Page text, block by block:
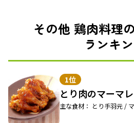
その他 鶏肉料理
ランキ
1位
とり肉のマーマ
主な食材： とり手羽元 /